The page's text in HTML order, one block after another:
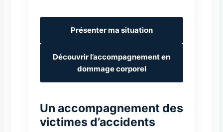
Présenter ma situation
Découvrir l’accompagnement en
dommage corporel
Un accompagnement des
victimes d’accidents